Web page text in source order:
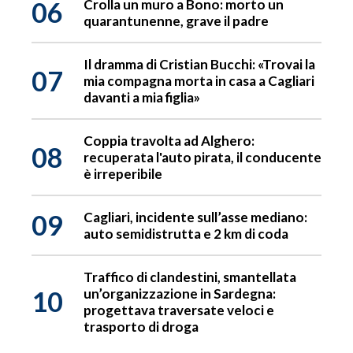
06
Crolla un muro a Bono: morto un
quarantunenne, grave il padre
07
Il dramma di Cristian Bucchi: «Trovai la
mia compagna morta in casa a Cagliari
davanti a mia figlia»
08
Coppia travolta ad Alghero:
recuperata l'auto pirata, il conducente
è irreperibile
09
Cagliari, incidente sull’asse mediano:
auto semidistrutta e 2 km di coda
10
Traffico di clandestini, smantellata
un’organizzazione in Sardegna:
progettava traversate veloci e
trasporto di droga